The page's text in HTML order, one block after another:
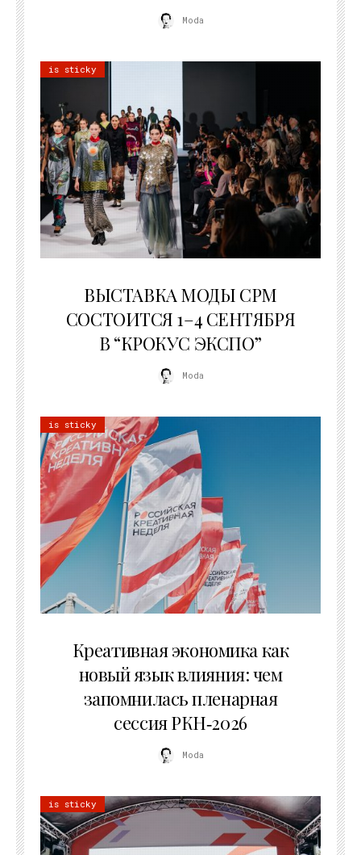
Moda
is sticky
ВЫСТАВКА МОДЫ CPM
СОСТОИТСЯ 1–4 СЕНТЯБРЯ
В “КРОКУС ЭКСПО”
Moda
is sticky
Креативная экономика как
новый язык влияния: чем
запомнилась пленарная
сессия РКН‑2026
Moda
is sticky